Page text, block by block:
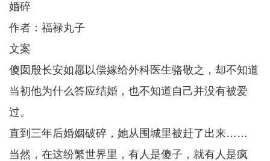
婚碎
作者：福禄丸子
文案
傻囡殷长安如愿以偿嫁给外科医生骆敬之，却不知道
当初他为什么答应结婚，也不知道自己并没有被爱
过。
直到三年后婚姻破碎，她从围城里被赶了出来……
当然，在这纷繁世界里，有人是傻子，就有人是疯